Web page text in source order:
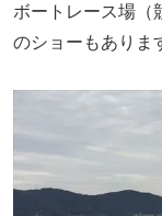
ボートレース場（
のショーもありま